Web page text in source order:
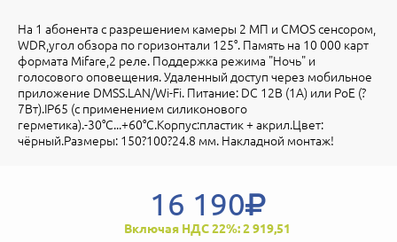
На 1 абонента с разрешением камеры 2 МП и CMOS сенсором,
WDR,угол обзора по горизонтали 125°. Память на 10 000 карт
формата Mifare,2 реле. Поддержка режима "Ночь" и
голосового оповещения. Удаленный доступ через мобильное
приложение DMSS.LAN/Wi-Fi. Питание: DC 12В (1А) или PoE (?
7Вт).IP65 (с применением силиконового
герметика).-30°C...+60°C.Корпус:пластик + акрил.Цвет:
чёрный.Размеры: 150?100?24.8 мм. Накладной монтаж!
16 190
Включая НДС 22%: 2 919,51